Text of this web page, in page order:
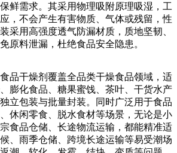
鲜需求。其采用物理吸附原理吸湿，工
，不会产生有害物质、气体或残留，性
采用高强度透气防漏材质，质地坚韧、
原料泄漏，杜绝食品安全隐患。
干燥剂覆盖全品类干燥食品领域，适
膨化食品、糖果蜜饯、茶叶、干货水产
立包装与批量封装。同时广泛用于食品
休闲零食、脱水食材等场景，无论是小
食品仓储、长途物流运输，都能精准适
、雨季仓储、跨境长途运输等易受潮场